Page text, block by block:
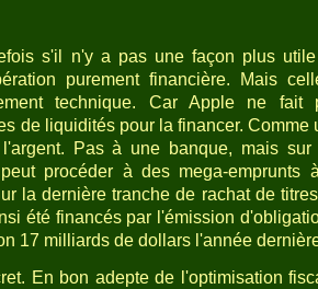
s'il n'y a pas une façon plus
purement financière. Mais
technique. Car Apple ne fait
de liquidités pour la financer. Comme
Pas à une banque, mais sur
procéder à des mega-emprunts
la dernière tranche de rachat de
été financés par l'émission
17 milliards de dollars l'année
En bon adepte de l'optimisation